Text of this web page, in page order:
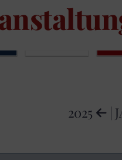
2025 |